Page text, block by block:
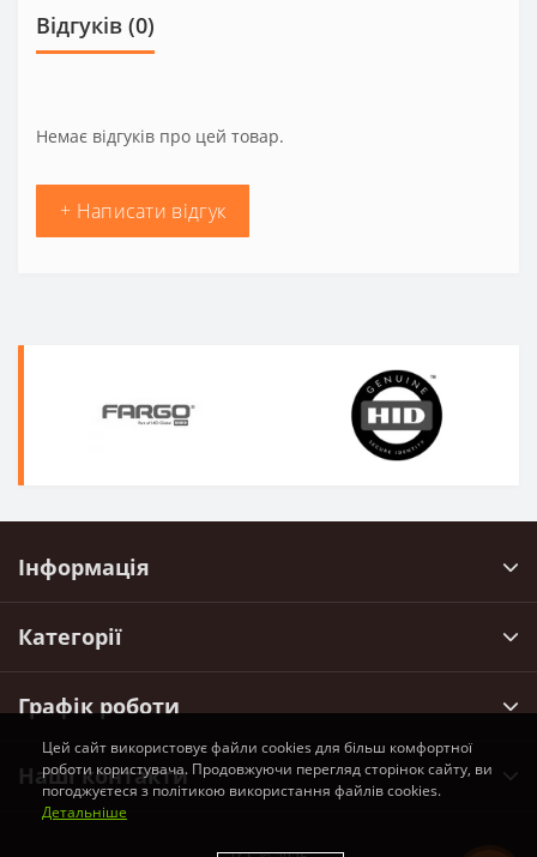
Відгуків (0)
Немає відгуків про цей товар.
+ Написати відгук
Інформація
Категорії
Графік роботи
Наші контакти
Цей сайт використовує файли cookies для більш комфортної
роботи користувача. Продовжуючи перегляд сторінок сайту, ви
погоджуєтеся з політикою використання файлів cookies.
Детальніше